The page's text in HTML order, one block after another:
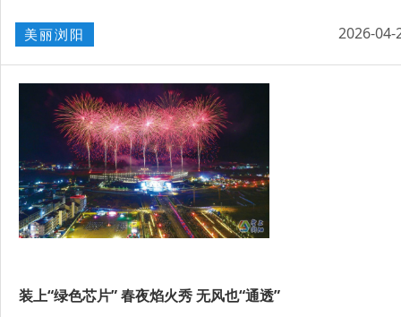
美丽浏阳 2026-04-
装上“绿色芯片” 春夜焰火秀 无风也“通透”